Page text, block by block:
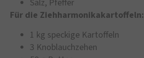
Salz, Pfeffer
Für die Ziehharmonikakartoffeln:
1 kg speckige Kartoffeln
3 Knoblauchzehen